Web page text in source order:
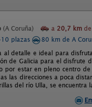
(A Coruña) a 20,7 km
plazas
80 km de A
al detalle e ideal para
de Galicia para el
por estar en pleno centro
las direcciones a poca
del río Ulla, se